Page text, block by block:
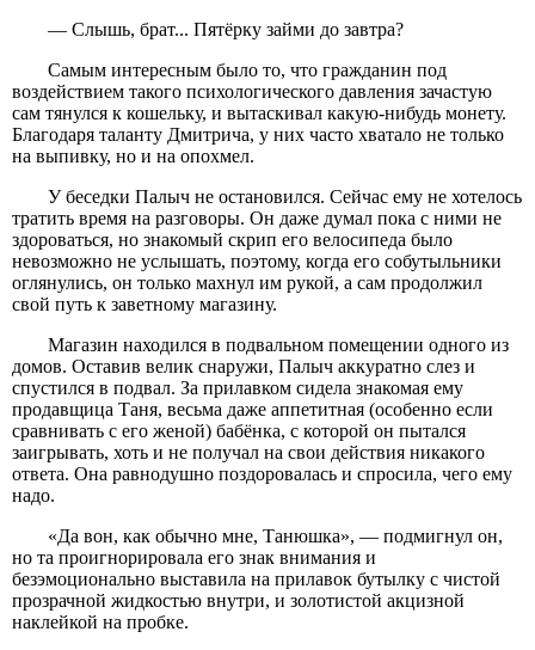
— Слышь, брат... Пятёрку займи до завтра?
Самым интересным было то, что гражданин под
воздействием такого психологического давления зачастую
сам тянулся к кошельку, и вытаскивал какую-нибудь монету.
Благодаря таланту Дмитрича, у них часто хватало не только
на выпивку, но и на опохмел.
У беседки Палыч не остановился. Сейчас ему не хотелось
тратить время на разговоры. Он даже думал пока с ними не
здороваться, но знакомый скрип его велосипеда было
невозможно не услышать, поэтому, когда его собутыльники
оглянулись, он только махнул им рукой, а сам продолжил
свой путь к заветному магазину.
Магазин находился в подвальном помещении одного из
домов. Оставив велик снаружи, Палыч аккуратно слез и
спустился в подвал. За прилавком сидела знакомая ему
продавщица Таня, весьма даже аппетитная (особенно если
сравнивать с его женой) бабёнка, с которой он пытался
заигрывать, хоть и не получал на свои действия никакого
ответа. Она равнодушно поздоровалась и спросила, чего ему
надо.
«Да вон, как обычно мне, Танюшка», — подмигнул он,
но та проигнорировала его знак внимания и
безэмоционально выставила на прилавок бутылку с чистой
прозрачной жидкостью внутри, и золотистой акцизной
наклейкой на пробке.